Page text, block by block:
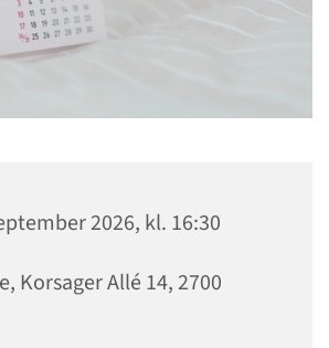
2026, kl. 16:30
Korsager Allé 14, 2700